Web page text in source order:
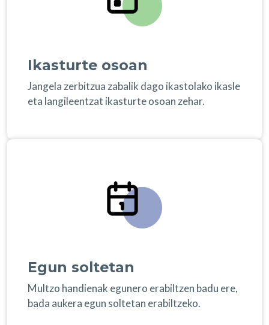
Ikasturte osoan
Jangela zerbitzua zabalik dago ikastolako ikasle
eta langileentzat ikasturte osoan zehar.
Egun soltetan
Multzo handienak egunero erabiltzen badu ere,
bada aukera egun soltetan erabiltzeko.